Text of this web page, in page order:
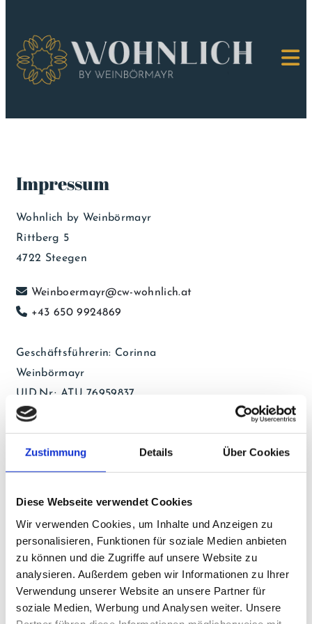
Zustimmung Details Über Cookies
Diese Webseite verwendet Cookies
Wir verwenden Cookies, um Inhalte und Anzeigen zu
personalisieren, Funktionen für soziale Medien anbieten
zu können und die Zugriffe auf unsere Website zu
analysieren. Außerdem geben wir Informationen zu Ihrer
Verwendung unserer Website an unsere Partner für
soziale Medien, Werbung und Analysen weiter. Unsere
Impressum
Wohnlich by Weinbörmayr
Rittberg 5
4722 Steegen
 Weinboermayr@cw-wohnlich.at
 +43 650 9924869
Geschäftsführerin: Corinna
Weinbörmayr
UID.Nr.: ATU 76959837
Adobe Stock
Flaticon
Tanah Basah - Flaticon
Umsetzung
heise homepages |Homepage